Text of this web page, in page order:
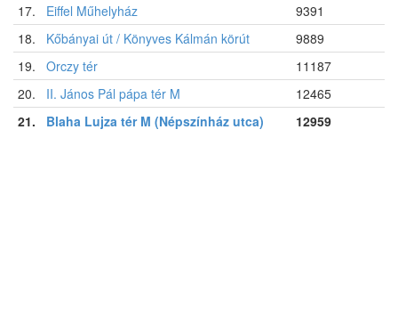
17.
Eiffel Műhelyház
9391
18.
Kőbányai út / Könyves Kálmán körút
9889
19.
Orczy tér
11187
20.
II. János Pál pápa tér M
12465
21.
Blaha Lujza tér M (Népszínház utca) 12959